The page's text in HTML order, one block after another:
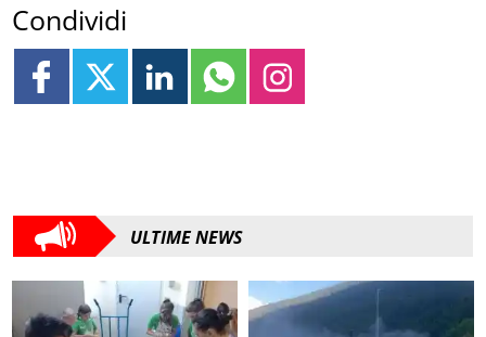
Condividi
ULTIME NEWS